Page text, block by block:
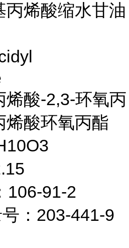
丙烯酸缩水甘油
烯酸-2,3-环氧丙
烯酸环氧丙酯
106-91-2
：203-441-9